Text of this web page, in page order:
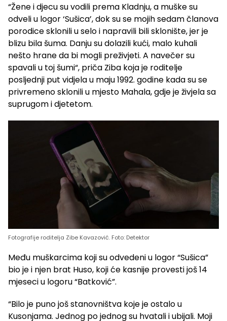
“Žene i djecu su vodili prema Kladnju, a muške su
odveli u logor ‘Sušica’, dok su se mojih sedam članova
porodice sklonili u selo i napravili bili sklonište, jer je
blizu bila šuma. Danju su dolazili kući, malo kuhali
nešto hrane da bi mogli preživjeti. A navečer su
spavali u toj šumi“, priča Ziba koja je roditelje
posljednji put vidjela u maju 1992. godine kada su se
privremeno sklonili u mjesto Mahala, gdje je živjela sa
suprugom i djetetom.
Fotografije roditelja Zibe Kavazović. Foto: Detektor
Među muškarcima koji su odvedeni u logor “Sušica”
bio je i njen brat Huso, koji će kasnije provesti još 14
mjeseci u logoru “Batković”.
“Bilo je puno još stanovništva koje je ostalo u
Kusonjama. Jednog po jednog su hvatali i ubijali. Moji